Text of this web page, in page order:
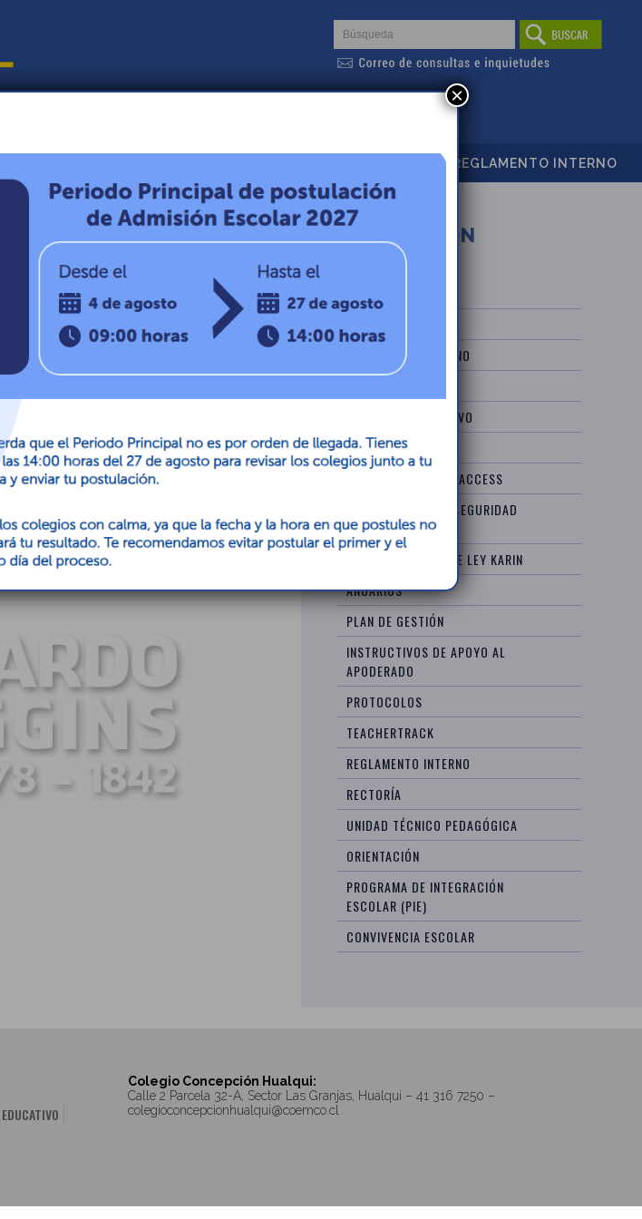
REGLAMENTO INTERNO
Natalicio de Bernardo
un vals a Bernardo
un pie de cueca.
con la presencia de
Solar, quien coordino
conmemoración a don
realizó alguna
NAVEGACIÓN
REGLAMENTO INTERNO
PROYECTO EDUCATIVO
UBICACIÓN
SCHOOLTRACK-WEBACCESS
PLAN INTEGRAL DE SEGURIDAD
ESCOLAR
INFORMACIÓN SOBRE LEY KARIN
ANUARIOS
PLAN DE GESTIÓN
INSTRUCTIVOS DE APOYO AL
APODERADO
PROTOCOLOS
TEACHERTRACK
REGLAMENTO INTERNO
RECTORÍA
UNIDAD TÉCNICO PEDAGÓGICA
ORIENTACIÓN
PROGRAMA DE INTEGRACIÓN
ESCOLAR (PIE)
CONVIVENCIA ESCOLAR
Colegio Concepción Hualqui:
Calle 2 Parcela 32-A, Sector Las Granjas, Hualqui – 41 316 7250 –
colegioconcepcionhualqui@coemco.cl
×